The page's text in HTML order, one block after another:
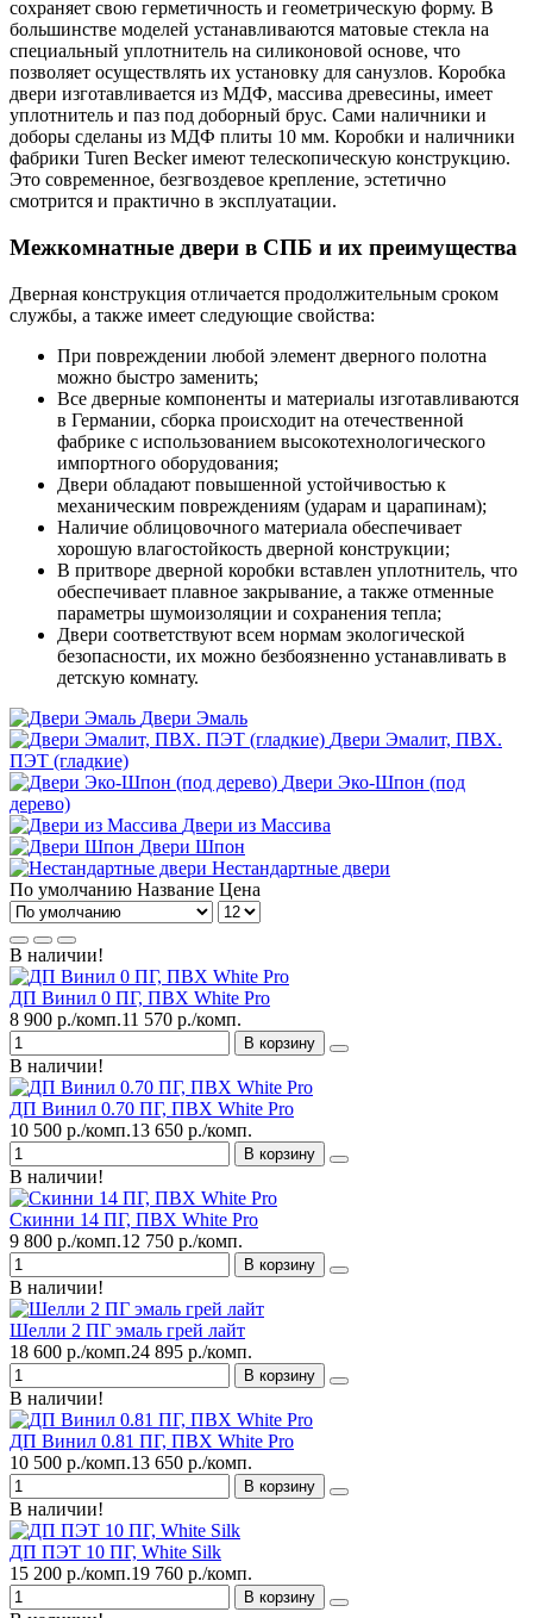
сохраняет свою герметичность и геометрическую форму. В
большинстве моделей устанавливаются матовые стекла на
специальный уплотнитель на силиконовой основе, что
позволяет осуществлять их установку для санузлов. Коробка
двери изготавливается из МДФ, массива древесины, имеет
уплотнитель и паз под доборный брус. Сами наличники и
доборы сделаны из МДФ плиты 10 мм. Коробки и наличники
фабрики Turen Becker имеют телескопическую конструкцию.
Это современное, безгвоздевое крепление, эстетично
смотрится и практично в эксплуатации.
Межкомнатные двери в СПБ и их преимущества
Дверная конструкция отличается продолжительным сроком
службы, а также имеет следующие свойства:
При повреждении любой элемент дверного полотна
можно быстро заменить;
Все дверные компоненты и материалы изготавливаются
в Германии, сборка происходит на отечественной
фабрике с использованием высокотехнологического
импортного оборудования;
Двери обладают повышенной устойчивостью к
механическим повреждениям (ударам и царапинам);
Наличие облицовочного материала обеспечивает
хорошую влагостойкость дверной конструкции;
В притворе дверной коробки вставлен уплотнитель, что
обеспечивает плавное закрывание, а также отменные
параметры шумоизоляции и сохранения тепла;
Двери соответствуют всем нормам экологической
безопасности, их можно безбоязненно устанавливать в
детскую комнату.
Двери Эмаль
Двери Эмалит, ПВХ.
ПЭТ (гладкие)
Двери Эко-Шпон (под
дерево)
Двери из Массива
Двери Шпон
Нестандартные двери
По умолчанию Название Цена
В наличии!
ДП Винил 0 ПГ, ПВХ White Pro
8 900 р./комп.11 570 р./комп.
В корзину
В наличии!
ДП Винил 0.70 ПГ, ПВХ White Pro
10 500 р./комп.13 650 р./комп.
В корзину
В наличии!
Скинни 14 ПГ, ПВХ White Pro
9 800 р./комп.12 750 р./комп.
В корзину
В наличии!
Шелли 2 ПГ эмаль грей лайт
18 600 р./комп.24 895 р./комп.
В корзину
В наличии!
ДП Винил 0.81 ПГ, ПВХ White Pro
10 500 р./комп.13 650 р./комп.
В корзину
В наличии!
ДП ПЭТ 10 ПГ, White Silk
15 200 р./комп.19 760 р./комп.
В корзину